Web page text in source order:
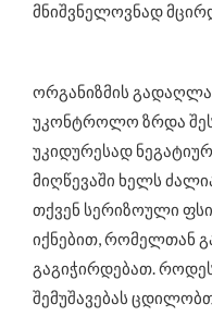
მნიშვნელოვნად
ორგანიზმის გადაღლა
უკონტროლო ზრდა
უკიდურესად
მიღწევაში ხელს
თქვენ სერიზოული
იქნებით, რომელთან
გაგიჭირდებათ.
შემუშავებას